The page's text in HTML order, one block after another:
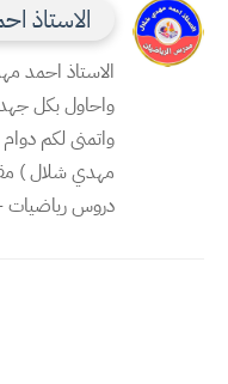
الاستاذ
الاستاذ احمد
واحاول بكل
واتمنى لكم
مهدي شلال )
دروس رياضيات